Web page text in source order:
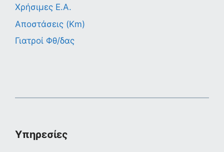
Χρήσιμες Ε.Α.
Αποστάσεις (Km)
Γιατροί Φθ/δας
Υπηρεσίες